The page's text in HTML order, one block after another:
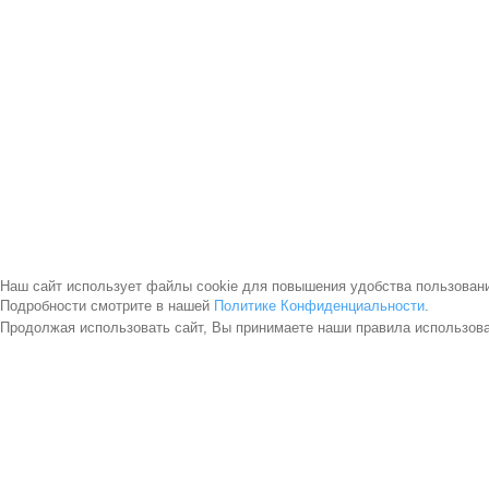
Наш сайт использует файлы cookie для повышения удобства
Подробности смотрите в нашей Политике Конфиденциальности.
Продолжая использовать сайт, Вы принимаете наши правила